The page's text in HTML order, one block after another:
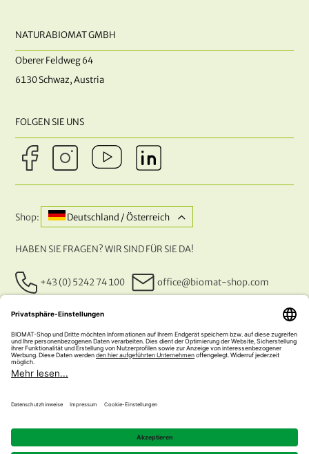
NATURABIOMAT GMBH
Oberer Feldweg 64
6130 Schwaz, Austria
FOLGEN SIE UNS
Shop: Deutschland / Österreich
HABEN SIE FRAGEN? WIR SIND FÜR SIE DA!
+43 (0) 5242 74 100 office@biomat-shop.com
UNSERE ZAHLUNGSARTEN